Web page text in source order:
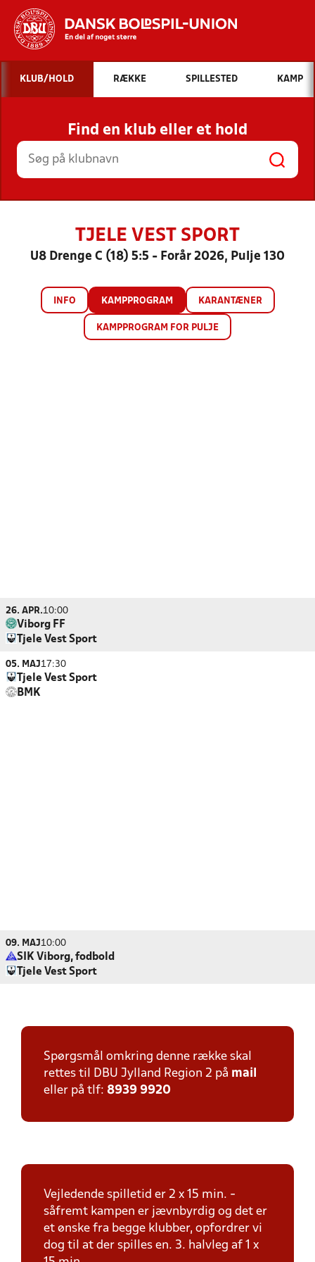
Hvad vil du søge efter?
INDHOLD OG NYHEDER
STILLINGER, RESULTATER, KLUBBER OG
HOLD
KLUB/HOLD RÆKKE SPILLESTED KAMP
Find en klub eller et hold
TJELE VEST SPORT
U8 Drenge C (18) 5:5 - Forår 2026, Pulje 130
INFO KAMPPROGRAM KARANTÆNER
KAMPPROGRAM FOR PULJE
26. APR.10:00
Viborg FF
Tjele Vest Sport
05. MAJ17:30
Tjele Vest Sport
BMK
09. MAJ10:00
SIK Viborg, fodbold
Tjele Vest Sport
Spørgsmål omkring denne række skal
rettes til DBU Jylland Region 2 på mail
eller på tlf: 8939 9920
Vejledende spilletid er 2 x 15 min. -
såfremt kampen er jævnbyrdig og det er
et ønske fra begge klubber, opfordrer vi
dog til at der spilles en. 3. halvleg af 1 x